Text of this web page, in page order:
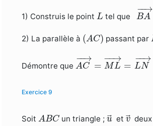
1) Construis le pointL
L tel que
−
−→
BA
BA→
2) La parallèle à (AC)
( A C) passant par
Démontre que
−
−→
AC =
−
−→
ML =
−
−→
LN
AC→ ML→ LN→
Exercice 9
Soit ABC
A BCun triangle ; u
u →
et v
v →